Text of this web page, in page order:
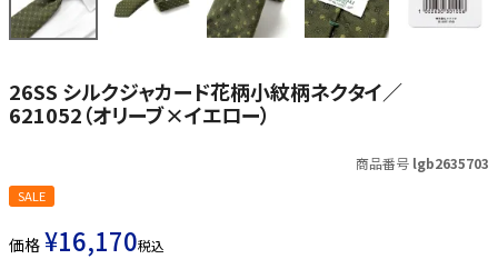
26SS シルクジャカード花柄小紋柄ネクタイ／
621052（オリーブ×イエロー）
商品番号 lgb2635703
SALE
価格 ¥16,170税込